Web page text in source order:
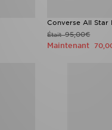
Converse All Star
Était95,00€
Maintenant